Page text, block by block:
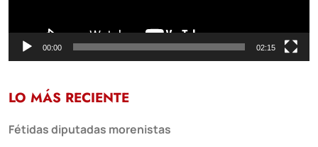
00:00 02:15
LO MÁS RECIENTE
Fétidas diputadas morenistas